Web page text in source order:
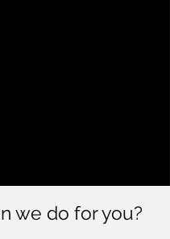
we do for you?